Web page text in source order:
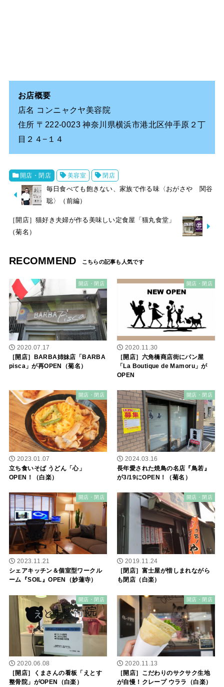
お店概要
店名 コンニャクヤ美容院
住所 〒222-0023 神奈川県横浜市港北区仲手原２丁
目２４−１４
開店・閉店 美容室 閉店
毎日食べても飽きない、家族で作る味〈おがさや 関谷
聡〉（前編）
［開店］猫好き夫婦が作る美味しい定食屋「猫丸食堂」
（菊名）
RECOMMEND
開店・閉店
2020.07.17
［開店］BARBA姉妹店「BARBA
pisca」が再OPEN（菊名）
開店・閉店
2020.11.30
［開店］六角橋商店街にパン屋
「La Boutique de Mamoru」が
OPEN
開店・閉店
2023.01.07
立ち食いそば うどん「心」
OPEN！（白楽）
開店・閉店
2024.03.16
長年愛された焼鳥の名店『鳥若』
が3/19にOPEN！（菊名）
開店・閉店
2023.11.21
シェアキッチン＆個室型ワークル
ーム『SOIL』OPEN（妙蓮寺）
開店・閉店
2019.11.24
［閉店］富士屋が惜しまれながら
も閉店（白楽）
開店・閉店
2020.06.08
［開店］くまさんの看板「えとす
整骨院」がOPEN（白楽）
開店・閉店
2020.11.13
［開店］こだわりのサクサク生地
が自慢！クレープ ウララ（白楽）